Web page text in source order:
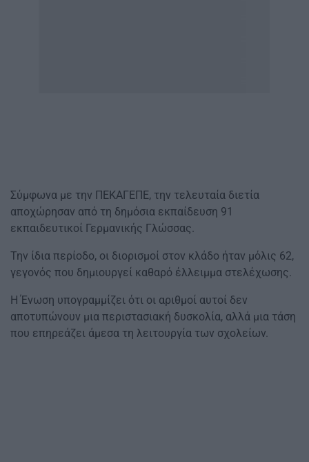
Σύμφωνα με την ΠΕΚΑΓΕΠΕ, την τελευταία διετία
αποχώρησαν από τη δημόσια εκπαίδευση 91
εκπαιδευτικοί Γερμανικής Γλώσσας.
Την ίδια περίοδο, οι διορισμοί στον κλάδο ήταν μόλις 62,
γεγονός που δημιουργεί καθαρό έλλειμμα στελέχωσης.
Η Ένωση υπογραμμίζει ότι οι αριθμοί αυτοί δεν
αποτυπώνουν μια περιστασιακή δυσκολία, αλλά μια τάση
που επηρεάζει άμεσα τη λειτουργία των σχολείων.